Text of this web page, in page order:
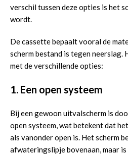
verschil tussen deze opties is het
wordt.
De cassette bepaalt vooral de
scherm bestand is tegen neerslag.
met de verschillende opties:
1. Een open systeem
Bij een gewoon uitvalscherm is
open systeem, wat betekent dat
als vanonder open is. Het scherm
afwateringslipje bovenaan, maar